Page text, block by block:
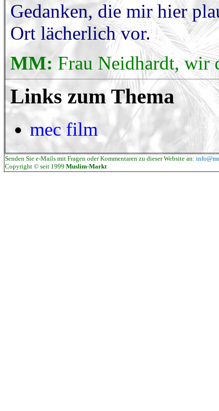
Gedanken, die mir hier
Ort lächerlich vor.
MM:Frau Neidhardt, wir
Links zum Thema
mec film
Senden Sie e-Mails mit Fragen oder Kommentaren zu dieser Website an:
Copyright © seit 1999 Muslim-Markt